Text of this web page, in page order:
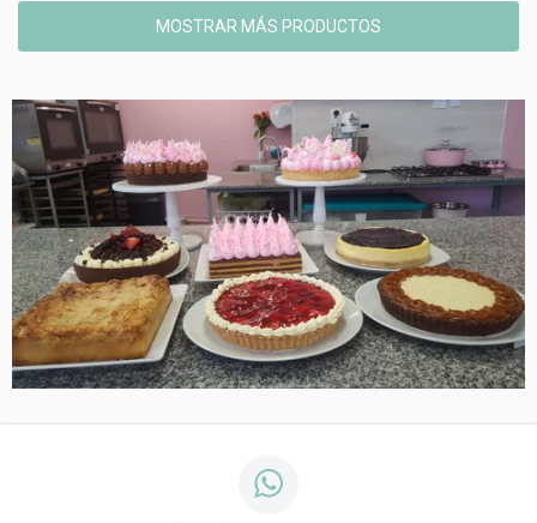
MOSTRAR MÁS PRODUCTOS